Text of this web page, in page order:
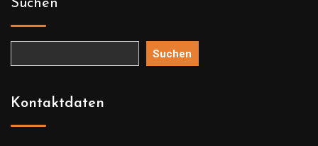
Suchen
Suchen
Kontaktdaten